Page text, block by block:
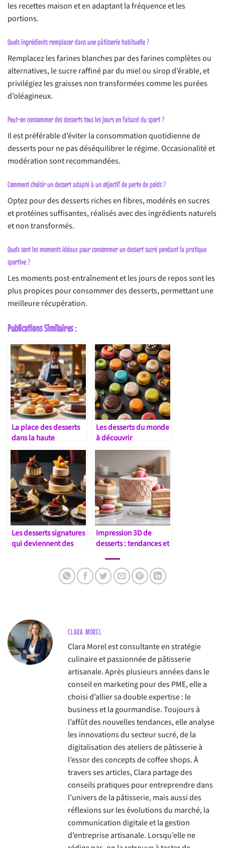
les recettes maison et en adaptant la fréquence et les
portions.
Quels ingrédients remplacer dans une pâtisserie habituelle ?
Remplacez les farines blanches par des farines complètes ou
alternatives, le sucre raffiné par du miel ou sirop d’érable, et
privilégiez les graisses non transformées comme les purées
d’oléagineux.
Peut-on consommer des desserts tous les jours en faisant du sport ?
Il est préférable d’éviter la consommation quotidienne de
desserts pour ne pas déséquilibrer le régime. Occasionalité et
modération sont recommandées.
Comment choisir un dessert adapté à un objectif de perte de poids ?
Optez pour des desserts riches en fibres, modérés en sucres
et protéines suffisantes, réalisés avec des ingrédients naturels
et non transformés.
Quels sont les moments idéaux pour consommer un dessert sucré pendant la pratique
sportive ?
Les moments post-entraînement et les jours de repos sont les
plus propices pour consommer des desserts, permettant une
meilleure récupération.
Publications Similaires :
La place des desserts
dans la haute
gastronomie
internationale
Les desserts du monde
à découvrir
Les desserts signatures
qui deviennent des
Impression 3D de
desserts : tendances et
CLARA MOREL
Clara Morel est consultante en stratégie
culinaire et passionnée de pâtisserie
artisanale. Après plusieurs années dans le
conseil en marketing pour des PME, elle a
choisi d’allier sa double expertise : le
business et la gourmandise. Toujours à
l’affût des nouvelles tendances, elle analyse
les innovations du secteur sucré, de la
digitalisation des ateliers de pâtisserie à
l’essor des concepts de coffee shops. À
travers ses articles, Clara partage des
conseils pratiques pour entreprendre dans
l’univers de la pâtisserie, mais aussi des
réflexions sur les évolutions du marché, la
communication digitale et la gestion
d’entreprise artisanale. Lorsqu’elle ne